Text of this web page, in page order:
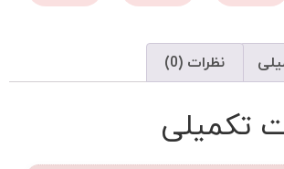
نظرات (0)
تکمیلی